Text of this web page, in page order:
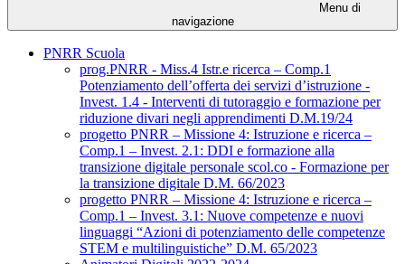
Menu di
navigazione
PNRR Scuola
prog.PNRR - Miss.4 Istr.e ricerca – Comp.1
Potenziamento dell’offerta dei servizi d’istruzione -
Invest. 1.4 - Interventi di tutoraggio e formazione per
riduzione divari negli apprendimenti D.M.19/24
progetto PNRR – Missione 4: Istruzione e ricerca –
Comp.1 – Invest. 2.1: DDI e formazione alla
transizione digitale personale scol.co - Formazione per
la transizione digitale D.M. 66/2023
progetto PNRR – Missione 4: Istruzione e ricerca –
Comp.1 – Invest. 3.1: Nuove competenze e nuovi
linguaggi “Azioni di potenziamento delle competenze
STEM e multilinguistiche” D.M. 65/2023